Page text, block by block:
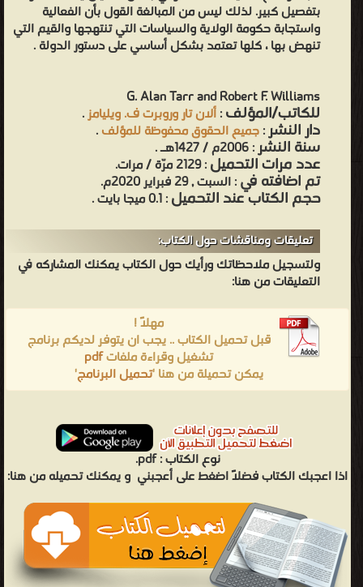
بتفصيل كبير. لذلك ليس من المبالغة القول بأن الفعالية
واستجابة حكومة الولاية والسياسات التي تنتهجها والقيم التي
تنهض بها ، كلها تعتمد بشكل أساسي على دستور الدولة .
G. Alan Tarr and Robert F. Williams
للكاتب/المؤلف:ألان تار وروبرت ف. ويليامز.
دار النشر:جميع الحقوق محفوظة للمؤلف.
سنة النشر: 2006م / 1427هـ .
عدد مرات التحميل: 2129 مرّة / مرات.
تم اضافته في: السبت , 29 فبراير 2020م.
حجم الكتاب عند التحميل: 0.1 ميجا بايت .
تعليقات ومناقشات حول الكتاب:
ولتسجيل ملاحظاتك ورأيك حول الكتاب يمكنك المشاركه في
التعليقات من هنا:
مهلاً !
قبل تحميل الكتاب .. يجب ان يتوفر لديكم برنامج
تشغيل وقراءة ملفاتpdf
يمكن تحميلة من هنا 'تحميل البرنامج'
نوع الكتاب :pdf.
اذا اعجبك الكتاب فضلاً اضغط على أعجبني و يمكنك تحميله من هنا: